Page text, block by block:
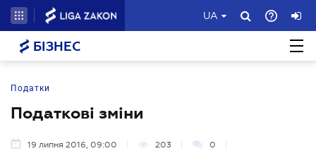
UA
БІЗНЕС
Податки
Податкові зміни
19 липня 2016, 09:00 203 0